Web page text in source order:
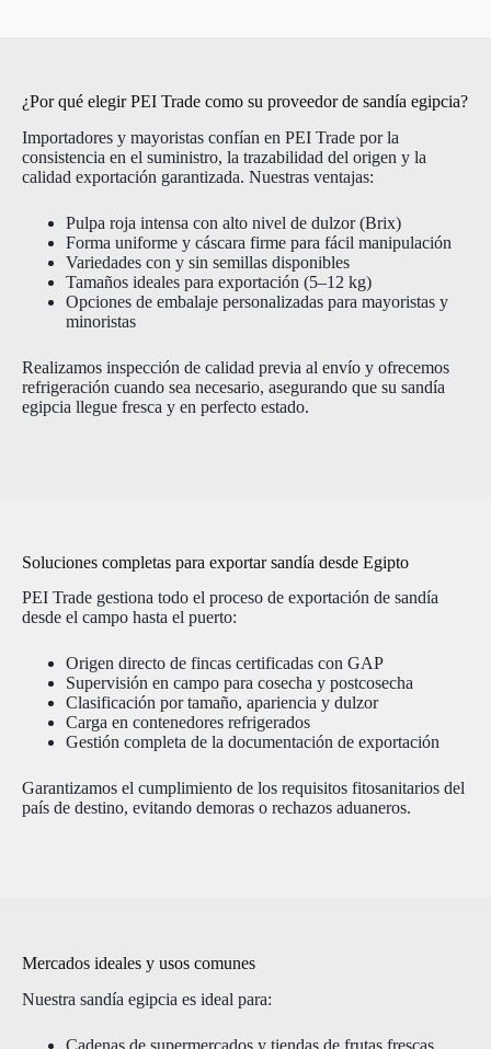
¿Por qué elegir PEI Trade como su proveedor de sandía egipcia?
Importadores y mayoristas confían en PEI Trade por la
consistencia en el suministro, la trazabilidad del origen y la
calidad exportación garantizada. Nuestras ventajas:
Pulpa roja intensa con alto nivel de dulzor (Brix)
Forma uniforme y cáscara firme para fácil manipulación
Variedades con y sin semillas disponibles
Tamaños ideales para exportación (5–12 kg)
Opciones de embalaje personalizadas para mayoristas y
minoristas
Realizamos inspección de calidad previa al envío y ofrecemos
refrigeración cuando sea necesario, asegurando que su sandía
egipcia llegue fresca y en perfecto estado.
Soluciones completas para exportar sandía desde Egipto
PEI Trade gestiona todo el proceso de exportación de sandía
desde el campo hasta el puerto:
Origen directo de fincas certificadas con GAP
Supervisión en campo para cosecha y postcosecha
Clasificación por tamaño, apariencia y dulzor
Carga en contenedores refrigerados
Gestión completa de la documentación de exportación
Garantizamos el cumplimiento de los requisitos fitosanitarios del
país de destino, evitando demoras o rechazos aduaneros.
Mercados ideales y usos comunes
Nuestra sandía egipcia es ideal para: